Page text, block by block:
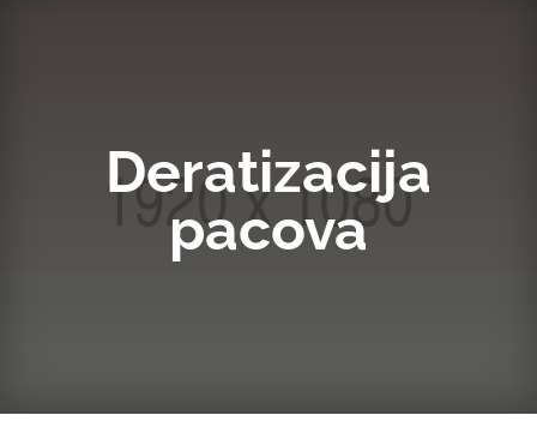
Deratizacija
pacova